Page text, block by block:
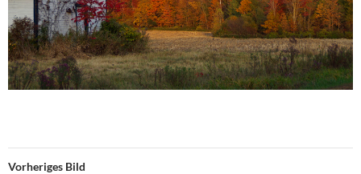
Vorheriges Bild